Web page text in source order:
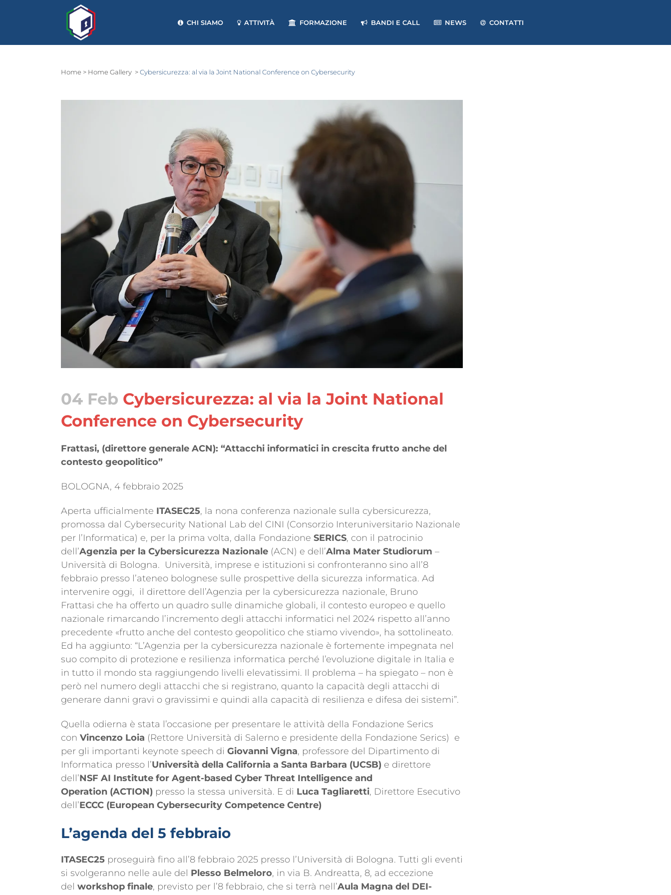
CHI SIAMO ATTIVITÀ FORMAZIONE BANDI E CALL NEWS CONTATTI
Home > Home Gallery >Cybersicurezza: al via la Joint National Conference on Cybersecurity
04 Feb Cybersicurezza: al via la Joint National
Conference on Cybersecurity
Frattasi, (direttore generale ACN): “Attacchi informatici in crescita frutto anche del
contesto geopolitico”
BOLOGNA, 4 febbraio 2025
Aperta ufficialmente ITASEC25, la nona conferenza nazionale sulla cybersicurezza,
promossa dal Cybersecurity National Lab del CINI (Consorzio Interuniversitario Nazionale
per l’Informatica) e, per la prima volta, dalla Fondazione SERICS, con il patrocinio
dell’Agenzia per la Cybersicurezza Nazionale (ACN) e dell’Alma Mater Studiorum –
Università di Bologna. Università, imprese e istituzioni si confronteranno sino all’8
febbraio presso l’ateneo bolognese sulle prospettive della sicurezza informatica. Ad
intervenire oggi, il direttore dell’Agenzia per la cybersicurezza nazionale, Bruno
Frattasi che ha offerto un quadro sulle dinamiche globali, il contesto europeo e quello
nazionale rimarcando l’incremento degli attacchi informatici nel 2024 rispetto all’anno
precedente «frutto anche del contesto geopolitico che stiamo vivendo», ha sottolineato.
Ed ha aggiunto: “L’Agenzia per la cybersicurezza nazionale è fortemente impegnata nel
suo compito di protezione e resilienza informatica perché l’evoluzione digitale in Italia e
in tutto il mondo sta raggiungendo livelli elevatissimi. Il problema – ha spiegato – non è
però nel numero degli attacchi che si registrano, quanto la capacità degli attacchi di
generare danni gravi o gravissimi e quindi alla capacità di resilienza e difesa dei sistemi”.
Quella odierna è stata l’occasione per presentare le attività della Fondazione Serics
con Vincenzo Loia (Rettore Università di Salerno e presidente della Fondazione Serics) e
per gli importanti keynote speech di Giovanni Vigna, professore del Dipartimento di
Informatica presso l’Università della California a Santa Barbara (UCSB) e direttore
dell’NSF AI Institute for Agent-based Cyber Threat Intelligence and
Operation (ACTION) presso la stessa università. E di Luca Tagliaretti, Direttore Esecutivo
dell’ECCC (European Cybersecurity Competence Centre)
L’agenda del 5 febbraio
ITASEC25 proseguirà fino all’8 febbraio 2025 presso l’Università di Bologna. Tutti gli eventi
si svolgeranno nelle aule del Plesso Belmeloro, in via B. Andreatta, 8, ad eccezione
del workshop finale, previsto per l’8 febbraio, che si terrà nell’Aula Magna del DEI-